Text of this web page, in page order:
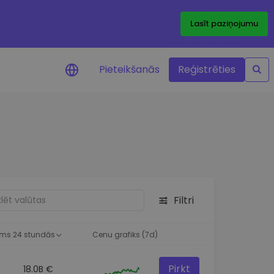
Lasīt paziņojumu
Pieteikšanās Reģistrēties
Filtri
24 stundās Cenu grafiks (7d)
18.0B € Pirkt